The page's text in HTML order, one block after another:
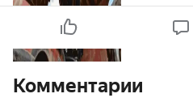
Комментарии